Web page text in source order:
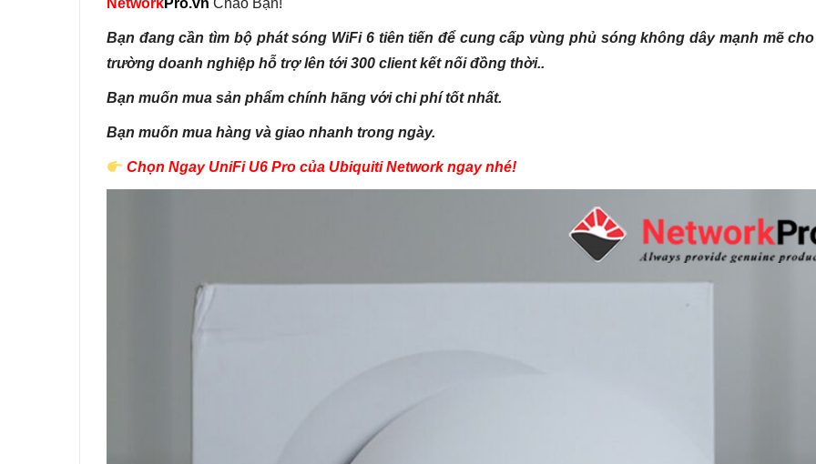
NetworkPro.vn Chào Bạn!
Bạn đang cần tìm bộ phát sóng WiFi 6 tiên tiến để cung cấp vùng phủ sóng không dây mạnh mẽ
trường doanh nghiệp hỗ trợ lên tới 300 client kết nối đồng thời..
Bạn muốn mua sản phẩm chính hãng với chi phí tốt nhất.
Bạn muốn mua hàng và giao nhanh trong ngày.
Chọn Ngay UniFi U6 Pro của Ubiquiti Network ngay nhé!